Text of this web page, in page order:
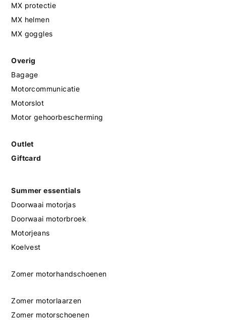
MX protectie
MX helmen
MX goggles
Overig
Bagage
Motorcommunicatie
Motorslot
Motor gehoorbescherming
Outlet
Giftcard
Summer essentials
Doorwaai motorjas
Doorwaai motorbroek
Motorjeans
Koelvest
Zomer motorhandschoenen
Zomer motorlaarzen
Zomer motorschoenen